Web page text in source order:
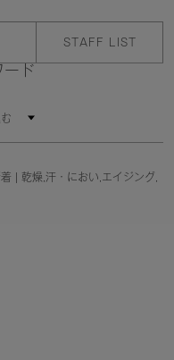
STAFF LIST
ード
| 乾燥,汗・におい,エイジング,